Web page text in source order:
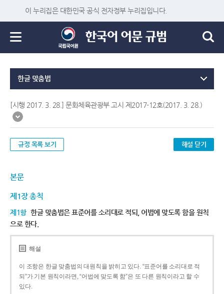
이 누리집은 대한민국 공식 전자정부 누리집입니다.
한글 맞춤법
[시행 2017. 3. 28.] 문화체육관광부 고시 제2017-12호(2017. 3. 28.)
규정 목록 보기 해설 닫기
본문
제1장 총칙
제1항 한글 맞춤법은 표준어를 소리대로 적되, 어법에 맞도록 함을 원칙
으로 한다.
해설
이 조항은 한글 맞춤법의 대원칙을 밝히고 있다. “표준어를 소리대로 적
되”가 기본 원칙이라면, “어법에 맞도록 함”은 또 다른 원칙이라고 할 수
있다.